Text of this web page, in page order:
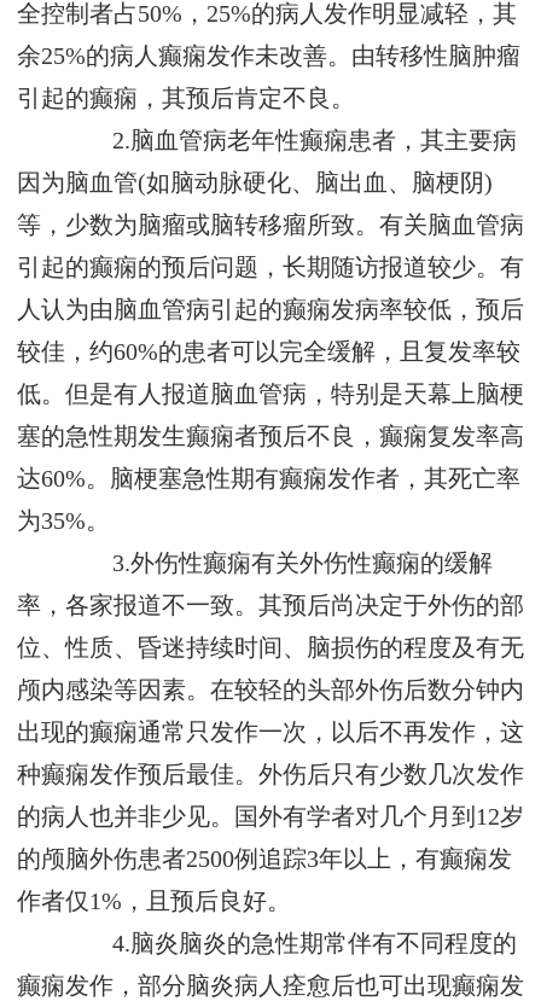
全控制者占50%，25%的病人发作明显减轻，其
余25%的病人癫痫发作未改善。由转移性脑肿瘤
引起的癫痫，其预后肯定不良。
2.脑血管病老年性癫痫患者，其主要病
因为脑血管(如脑动脉硬化、脑出血、脑梗阴)
等，少数为脑瘤或脑转移瘤所致。有关脑血管病
引起的癫痫的预后问题，长期随访报道较少。有
人认为由脑血管病引起的癫痫发病率较低，预后
较佳，约60%的患者可以完全缓解，且复发率较
低。但是有人报道脑血管病，特别是天幕上脑梗
塞的急性期发生癫痫者预后不良，癫痫复发率高
达60%。脑梗塞急性期有癫痫发作者，其死亡率
为35%。
3.外伤性癫痫有关外伤性癫痫的缓解
率，各家报道不一致。其预后尚决定于外伤的部
位、性质、昏迷持续时间、脑损伤的程度及有无
颅内感染等因素。在较轻的头部外伤后数分钟内
出现的癫痫通常只发作一次，以后不再发作，这
种癫痫发作预后最佳。外伤后只有少数几次发作
的病人也并非少见。国外有学者对几个月到12岁
的颅脑外伤患者2500例追踪3年以上，有癫痫发
作者仅1%，且预后良好。
4.脑炎脑炎的急性期常伴有不同程度的
癫痫发作，部分脑炎病人痊愈后也可出现癫痫发